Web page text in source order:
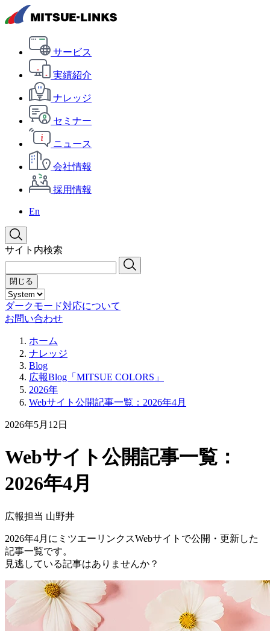
サービス
実績紹介
ナレッジ
セミナー
ニュース
会社情報
採用情報
En
サイト内検索
閉じる
ダークモード対応について
お問い合わせ
ホーム
ナレッジ
Blog
広報Blog「MITSUE COLORS」
2026年
Webサイト公開記事一覧：2026年4月
2026年5月12日
Webサイト公開記事一覧：
2026年4月
広報担当 山野井
2026年4月にミツエーリンクスWebサイトで公開・更新した
記事一覧です。
見逃している記事はありませんか？